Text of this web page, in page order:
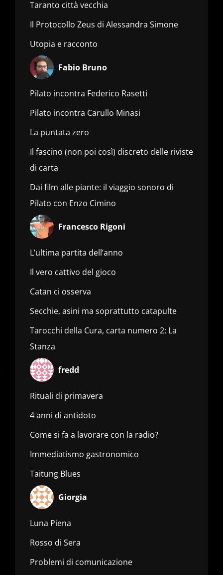
Taranto città vecchia
Il Protocollo Zeus di Alessandra Simone
Utopia e racconto
Fabio Bruno
Pilato incontra Federico Rasetti
Pilato incontra Carullo Minasi
La puntata zero
Il fascino (non poi così) discreto delle riviste
di carta
Dai film alle piante: il viaggio sonoro di
Pilato con Enzo Cimino
Francesco Rigoni
L’ultima partita dell’anno
Il vero cattivo del gioco
Catan ci osserva
Secchie, asini ma soprattutto catapulte
Tarocchi della Cura, carta numero 2: La
Stanza
fredd
Rituali di primavera
4 anni di antidoto
Come si fa a lavorare con la radio?
Immediatismo gastronomico
Taitung Blues
Giorgia
Luna Piena
Rosso di Sera
Problemi di comunicazione